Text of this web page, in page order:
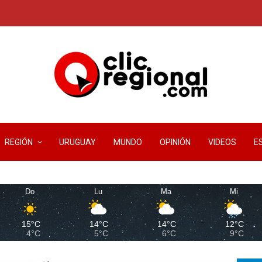
REGIÓN URUGUAY MUNDO OPINIÓN VIDEOS
Do
15°C
4°C
Lu
14°C
5°C
Ma
14°C
6°C
Mi
12°C
9°C